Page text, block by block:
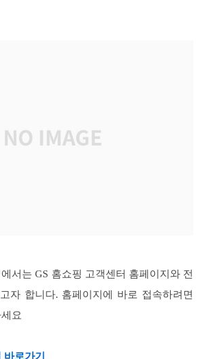
서는 GS 홈쇼핑 고객센터 홈페이지와 전
자 합니다. 홈페이지에 바로 접속하려면
요
로가기